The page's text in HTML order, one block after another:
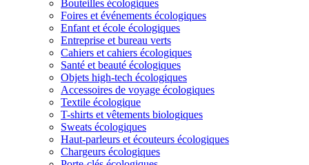
Bouteilles écologiques
Foires et événements écologiques
Enfant et école écologiques
Entreprise et bureau verts
Cahiers et cahiers écologiques
Santé et beauté écologiques
Objets high-tech écologiques
Accessoires de voyage écologiques
Textile écologique
T-shirts et vêtements biologiques
Sweats écologiques
Haut-parleurs et écouteurs écologiques
Chargeurs écologiques